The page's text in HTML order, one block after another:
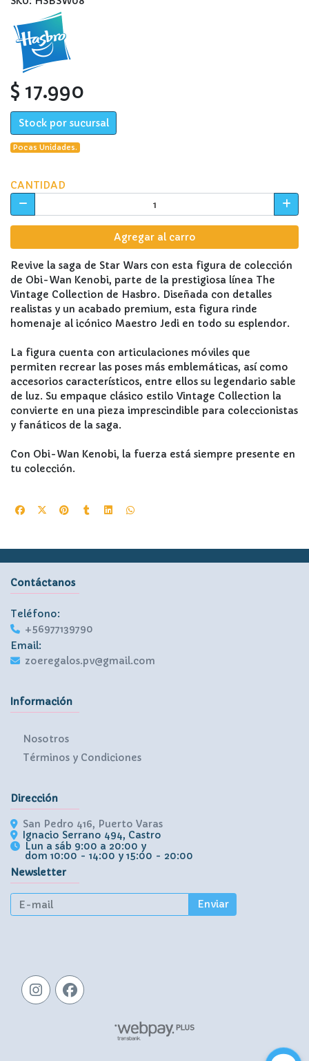
$ 17.990
Stock por sucursal
Pocas Unidades.
CANTIDAD
Agregar al carro
Revive la saga de Star Wars con esta figura de colección
de Obi-Wan Kenobi, parte de la prestigiosa línea The
Vintage Collection de Hasbro. Diseñada con detalles
realistas y un acabado premium, esta figura rinde
homenaje al icónico Maestro Jedi en todo su esplendor.
La figura cuenta con articulaciones móviles que
permiten recrear las poses más emblemáticas, así como
accesorios característicos, entre ellos su legendario sable
de luz. Su empaque clásico estilo Vintage Collection la
convierte en una pieza imprescindible para coleccionistas
y fanáticos de la saga.
Con Obi-Wan Kenobi, la fuerza está siempre presente en
tu colección.
Contáctanos
Teléfono:
+56977139790
Email:
zoeregalos.pv@gmail.com
Información
Nosotros
Términos y Condiciones
Dirección
San Pedro 416, Puerto Varas
Ignacio Serrano 494, Castro
Lun a sáb 9:00 a 20:00 y
dom 10:00 - 14:00 y 15:00 - 20:00
Newsletter
Enviar